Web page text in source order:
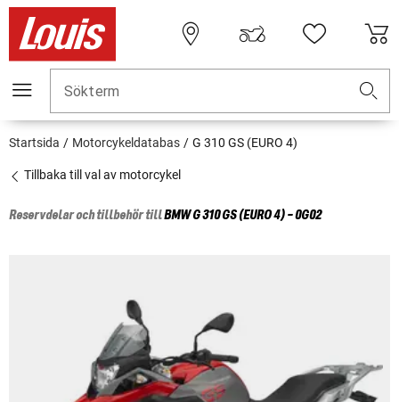
Sökterm
Startsida Motorcykeldatabas G 310 GS (EURO 4)
Tillbaka till val av motorcykel
Reservdelar och tillbehör tillBMWG 310 GS (EURO 4) - 0G02